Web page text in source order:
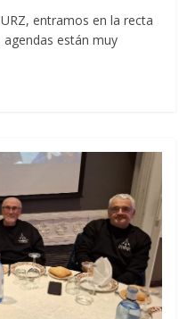
entramos en la recta
están muy